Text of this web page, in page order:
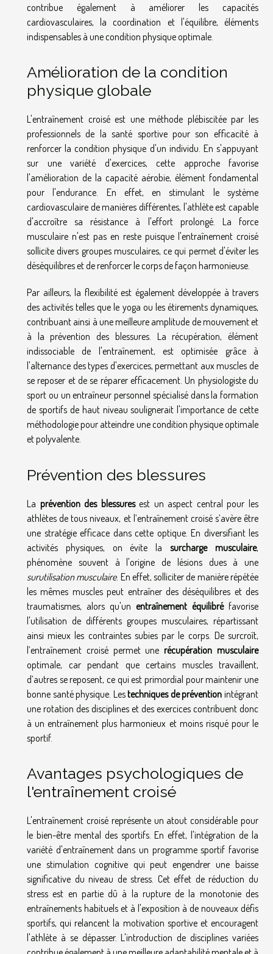
contribue également à améliorer les capacités
cardiovasculaires, la coordination et l'équilibre, éléments
indispensables à une condition physique optimale.
Amélioration de la condition
physique globale
L'entraînement croisé est une méthode plébiscitée par les
professionnels de la santé sportive pour son efficacité à
renforcer la condition physique d'un individu. En s'appuyant
sur une variété d'exercices, cette approche favorise
l'amélioration de la capacité aérobie, élément fondamental
pour l'endurance. En effet, en stimulant le système
cardiovasculaire de manières différentes, l'athlète est capable
d'accroître sa résistance à l'effort prolongé. La force
musculaire n'est pas en reste puisque l'entraînement croisé
sollicite divers groupes musculaires, ce qui permet d'éviter les
déséquilibres et de renforcer le corps de façon harmonieuse.
Par ailleurs, la flexibilité est également développée à travers
des activités telles que le yoga ou les étirements dynamiques,
contribuant ainsi à une meilleure amplitude de mouvement et
à la prévention des blessures. La récupération, élément
indissociable de l'entraînement, est optimisée grâce à
l'alternance des types d'exercices, permettant aux muscles de
se reposer et de se réparer efficacement. Un physiologiste du
sport ou un entraîneur personnel spécialisé dans la formation
de sportifs de haut niveau soulignerait l'importance de cette
méthodologie pour atteindre une condition physique optimale
et polyvalente.
Prévention des blessures
La prévention des blessuresest un aspect central pour les
athlètes de tous niveaux, et l’entraînement croisé s’avère être
une stratégie efficace dans cette optique. En diversifiant les
activités physiques, on évite lasurcharge musculaire,
phénomène souvent à l'origine de lésions dues à une
surutilisation musculaire. En effet, solliciter de manière répétée
les mêmes muscles peut entraîner des déséquilibres et des
traumatismes, alors qu'un entraînement équilibréfavorise
l'utilisation de différents groupes musculaires, répartissant
ainsi mieux les contraintes subies par le corps. De surcroît,
l’entraînement croisé permet unerécupération musculaire
optimale, car pendant que certains muscles travaillent,
d’autres se reposent, ce qui est primordial pour maintenir une
bonne santé physique. Lestechniques de prévention intégrant
une rotation des disciplines et des exercices contribuent donc
à un entraînement plus harmonieux et moins risqué pour le
sportif.
Avantages psychologiques de
l'entraînement croisé
L'entraînement croisé représente un atout considérable pour
le bien-être mental des sportifs. En effet, l'intégration de la
variété d'entraînement dans un programme sportif favorise
une stimulation cognitive qui peut engendrer une baisse
significative du niveau de stress. Cet effet de réduction du
stress est en partie dû à la rupture de la monotonie des
entraînements habituels et à l'exposition à de nouveaux défis
sportifs, qui relancent la motivation sportive et encouragent
l'athlète à se dépasser. L'introduction de disciplines variées